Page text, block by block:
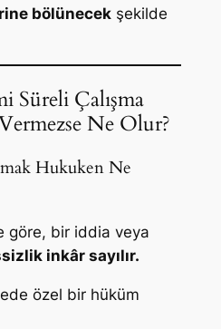
bölünecekşekilde
Süreli Çalışma
Ne Olur?
Hukuken Ne
göre, bir iddia veya
inkâr sayılır.
özel bir hüküm